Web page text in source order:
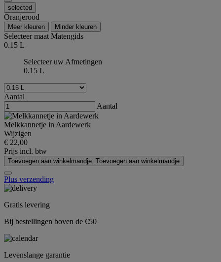
selected
Oranjerood
Meer kleuren Minder kleuren
Selecteer maatMatengids
0.15 L
Selecteer uw Afmetingen
0.15 L
Aantal
Aantal
Melkkannetje in Aardewerk
Wijzigen
€ 22,00
Prijs incl. btw
Toevoegen aan winkelmandje Toevoegen aan winkelmandje
Plus verzending
Gratis levering
Bij bestellingen boven de €50
Levenslange garantie